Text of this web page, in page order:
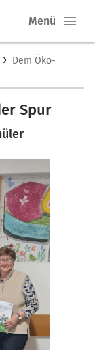
Menü
› Dem Öko-
Spur